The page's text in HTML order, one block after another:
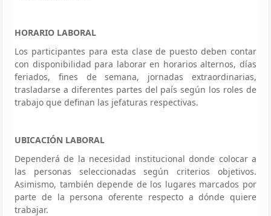
HORARIO LABORAL
Los participantes para esta clase de puesto deben contar
con disponibilidad para laborar en horarios alternos, días
feriados, fines de semana, jornadas extraordinarias,
trasladarse a diferentes partes del país según los roles de
trabajo que definan las jefaturas respectivas.
UBICACIÓN LABORAL
Dependerá de la necesidad institucional donde colocar a
las personas seleccionadas según criterios objetivos.
Asimismo, también depende de los lugares marcados por
parte de la persona oferente respecto a dónde quiere
trabajar.